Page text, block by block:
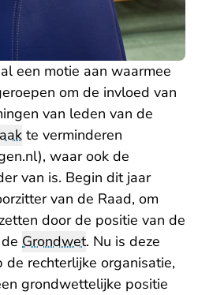
een motie aan waarmee
om de invloed van
van leden van de
te verminderen
waar ook de
van is. Begin dit jaar
van de Raad, om
door de positie van de
Grondwet. Nu is deze
rechterlijke organisatie,
grondwettelijke positie